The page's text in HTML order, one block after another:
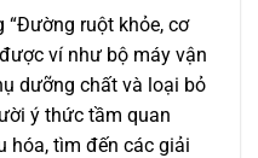
ruột khỏe, cơ
ví như bộ máy vận
dưỡng chất và loại bỏ
ý thức tầm quan
hóa, tìm đến các giải